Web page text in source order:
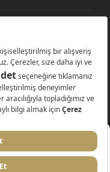
Sepete Ekle
Saklıdır